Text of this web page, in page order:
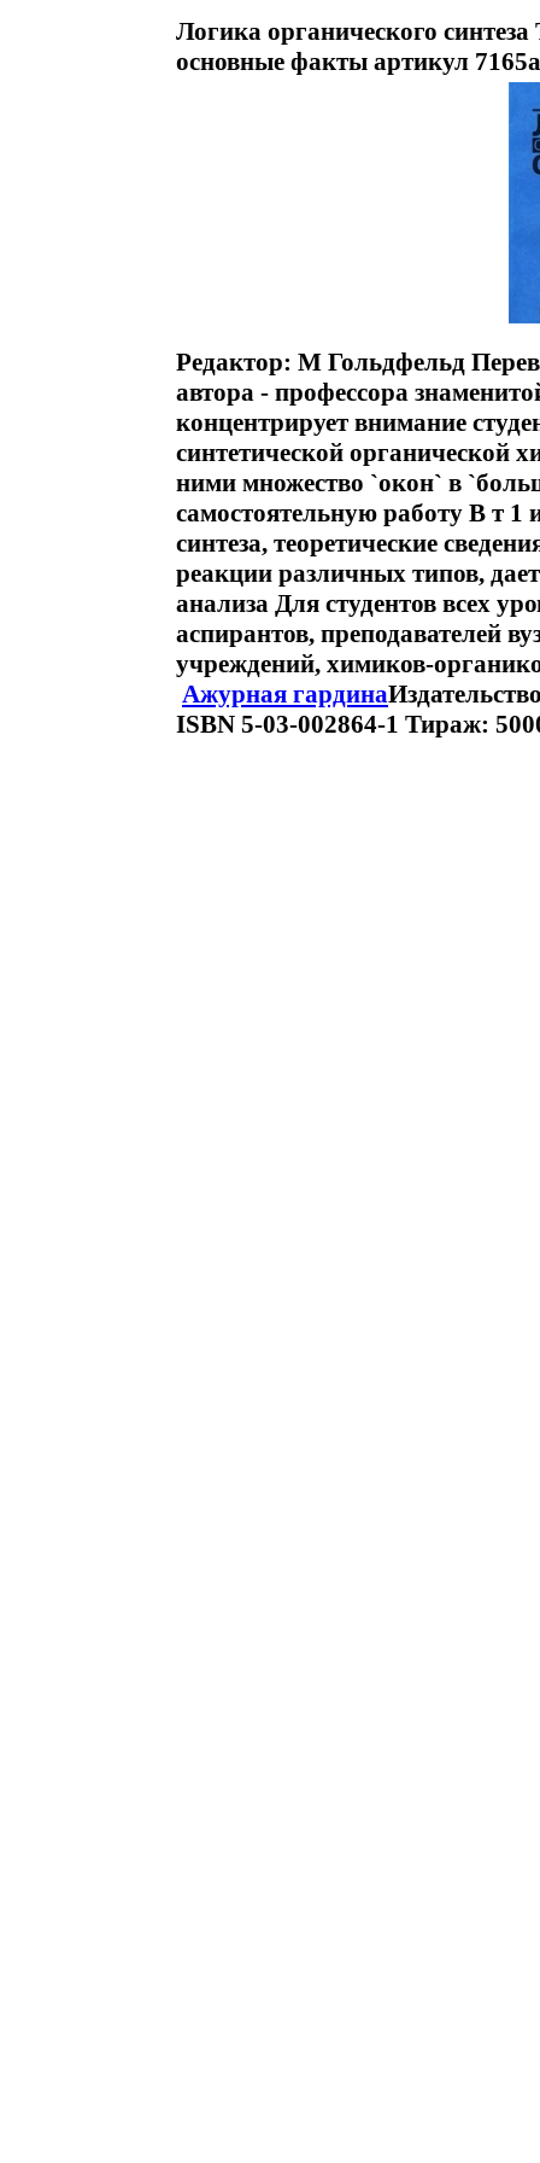
Логика органического
основные факты артикул
Редактор: М Гольдфельд
автора - профессора
концентрирует внимание
синтетической органической
ними множество `окон` в
самостоятельную работу В т 1
синтеза, теоретические
реакции различных типов,
анализа Для студентов всех
аспирантов, преподавателей
учреждений, химиков-
Ажурная гардина
ISBN 5-03-002864-1 Тираж: